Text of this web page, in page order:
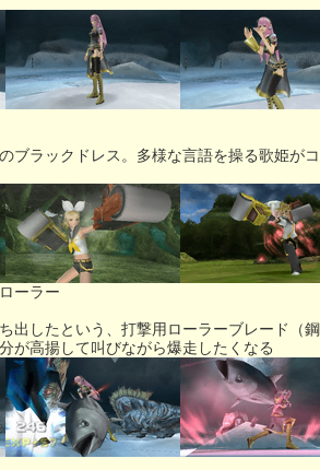
ブラックドレス。多様な言語を操る歌姫が
ーラー
出したという、打撃用ローラーブレード（鋼
が高揚して叫びながら爆走したくなる